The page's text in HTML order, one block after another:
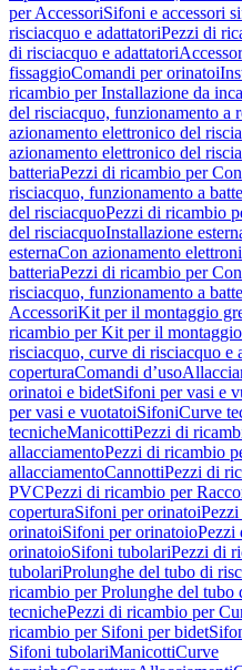
per AccessoriSifoni e accessori
risciacquo e adattatoriPezzi di
di risciacquo e adattatori
fissaggioComandi per orinatoi
ricambio per Installazione da
del risciacquo, funzionamento a
azionamento elettronico del
azionamento elettronico del
batteriaPezzi di ricambio per
risciacquo, funzionamento a
del risciacquoPezzi di ricambio
del risciacquoInstallazione
esternaCon azionamento
batteriaPezzi di ricambio per
risciacquo, funzionamento a
AccessoriKit per il montaggio
ricambio per Kit per il
risciacquo, curve di risciacquo e
coperturaComandi d’uso
orinatoi e bidetSifoni per vasi e
per vasi e vuotatoiSifoniCurve
tecnicheManicottiPezzi di
allacciamentoPezzi di ricambio
allacciamentoCannottiPezzi di
PVCPezzi di ricambio per
coperturaSifoni per orinatoi
orinatoiSifoni per orinatoioPezzi
orinatoioSifoni tubolariPezzi di
tubolariProlunghe del tubo di
ricambio per Prolunghe del tubo
tecnichePezzi di ricambio per
ricambio per Sifoni per bidet
Sifoni tubolariManicottiCurve